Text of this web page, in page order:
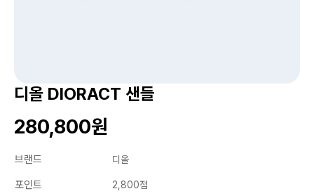
디올 DIORACT 샌들
280,800원
브랜드 디올
포인트 2,800점